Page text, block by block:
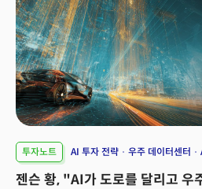
넘는 수준이다. 이것이 과연 가능한 구상일까?
투자노트 AI 투자 전략 우주 데이터센터
젠슨 황, "AI가 도로를 달리고 우